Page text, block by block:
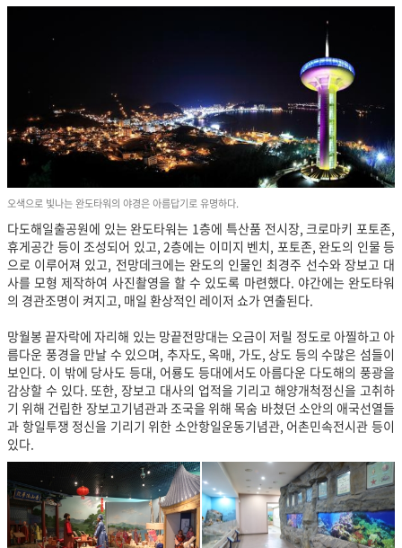
오색으로 빛나는 완도타워의 야경은 아름답기로 유명하다.
다도해일출공원에 있는 완도타워는 1층에 특산품 전시장, 크로마키 포토존,
휴게공간 등이 조성되어 있고, 2층에는 이미지 벤치, 포토존, 완도의 인물 등
으로 이루어져 있고, 전망데크에는 완도의 인물인 최경주 선수와 장보고 대
사를 모형 제작하여 사진촬영을 할 수 있도록 마련했다. 야간에는 완도타워
의 경관조명이 켜지고, 매일 환상적인 레이저 쇼가 연출된다.
망월봉 끝자락에 자리해 있는 망끝전망대는 오금이 저릴 정도로 아찔하고 아
름다운 풍경을 만날 수 있으며, 추자도, 옥매, 가도, 상도 등의 수많은 섬들이
보인다. 이 밖에 당사도 등대, 어룡도 등대에서도 아름다운 다도해의 풍광을
감상할 수 있다. 또한, 장보고 대사의 업적을 기리고 해양개척정신을 고취하
기 위해 건립한 장보고기념관과 조국을 위해 목숨 바쳤던 소안의 애국선열들
과 항일투쟁 정신을 기리기 위한 소안항일운동기념관, 어촌민속전시관 등이
있다.